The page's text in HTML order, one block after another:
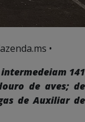
•
141
de aves; de
de Auxiliar de